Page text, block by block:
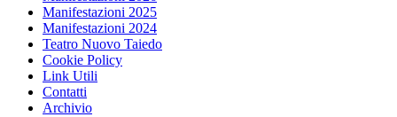
Manifestazioni 2025
Manifestazioni 2024
Teatro Nuovo Taiedo
Cookie Policy
Link Utili
Contatti
Archivio